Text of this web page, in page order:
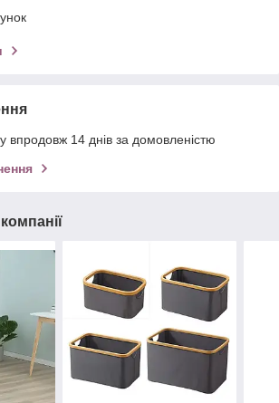
впродовж 14 днів за домовленістю